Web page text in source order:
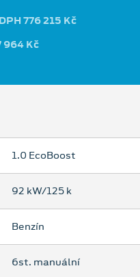
776 215 Kč
964 Kč
1.0 EcoBoost
92 kW/125 k
Benzín
6st. manuální